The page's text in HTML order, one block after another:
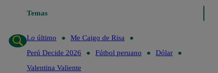
Temas
Lo último
Me Caigo de Risa
Perú Decide 2026
Fútbol peruano
Dólar
Valentina Valiente